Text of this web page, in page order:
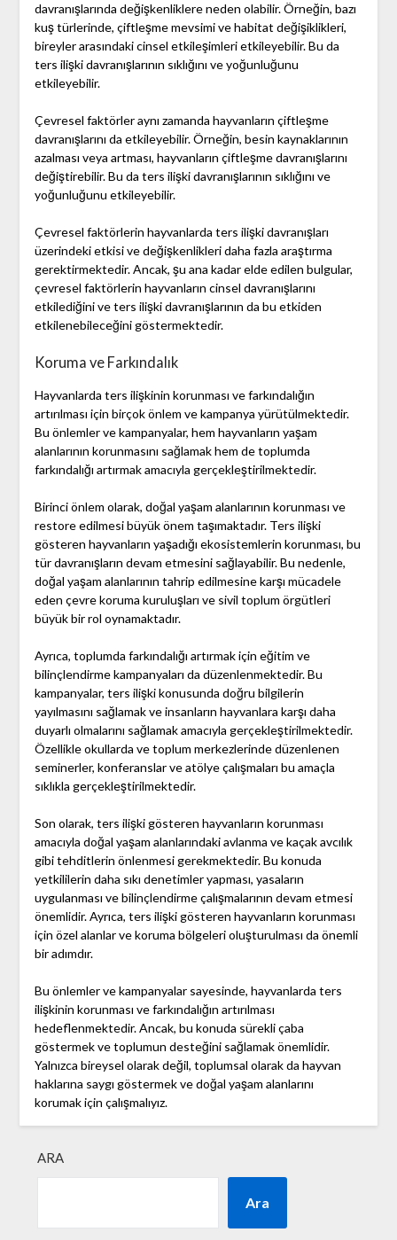
davranışlarında değişkenliklere neden olabilir. Örneğin, bazı
kuş türlerinde, çiftleşme mevsimi ve habitat değişiklikleri,
bireyler arasındaki cinsel etkileşimleri etkileyebilir. Bu da
ters ilişki davranışlarının sıklığını ve yoğunluğunu
etkileyebilir.
Çevresel faktörler aynı zamanda hayvanların çiftleşme
davranışlarını da etkileyebilir. Örneğin, besin kaynaklarının
azalması veya artması, hayvanların çiftleşme davranışlarını
değiştirebilir. Bu da ters ilişki davranışlarının sıklığını ve
yoğunluğunu etkileyebilir.
Çevresel faktörlerin hayvanlarda ters ilişki davranışları
üzerindeki etkisi ve değişkenlikleri daha fazla araştırma
gerektirmektedir. Ancak, şu ana kadar elde edilen bulgular,
çevresel faktörlerin hayvanların cinsel davranışlarını
etkilediğini ve ters ilişki davranışlarının da bu etkiden
etkilenebileceğini göstermektedir.
Koruma ve Farkındalık
Hayvanlarda ters ilişkinin korunması ve farkındalığın
artırılması için birçok önlem ve kampanya yürütülmektedir.
Bu önlemler ve kampanyalar, hem hayvanların yaşam
alanlarının korunmasını sağlamak hem de toplumda
farkındalığı artırmak amacıyla gerçekleştirilmektedir.
Birinci önlem olarak, doğal yaşam alanlarının korunması ve
restore edilmesi büyük önem taşımaktadır. Ters ilişki
gösteren hayvanların yaşadığı ekosistemlerin korunması, bu
tür davranışların devam etmesini sağlayabilir. Bu nedenle,
doğal yaşam alanlarının tahrip edilmesine karşı mücadele
eden çevre koruma kuruluşları ve sivil toplum örgütleri
büyük bir rol oynamaktadır.
Ayrıca, toplumda farkındalığı artırmak için eğitim ve
bilinçlendirme kampanyaları da düzenlenmektedir. Bu
kampanyalar, ters ilişki konusunda doğru bilgilerin
yayılmasını sağlamak ve insanların hayvanlara karşı daha
duyarlı olmalarını sağlamak amacıyla gerçekleştirilmektedir.
Özellikle okullarda ve toplum merkezlerinde düzenlenen
seminerler, konferanslar ve atölye çalışmaları bu amaçla
sıklıkla gerçekleştirilmektedir.
Son olarak, ters ilişki gösteren hayvanların korunması
amacıyla doğal yaşam alanlarındaki avlanma ve kaçak avcılık
gibi tehditlerin önlenmesi gerekmektedir. Bu konuda
yetkililerin daha sıkı denetimler yapması, yasaların
uygulanması ve bilinçlendirme çalışmalarının devam etmesi
önemlidir. Ayrıca, ters ilişki gösteren hayvanların korunması
için özel alanlar ve koruma bölgeleri oluşturulması da önemli
bir adımdır.
Bu önlemler ve kampanyalar sayesinde, hayvanlarda ters
ilişkinin korunması ve farkındalığın artırılması
hedeflenmektedir. Ancak, bu konuda sürekli çaba
göstermek ve toplumun desteğini sağlamak önemlidir.
Yalnızca bireysel olarak değil, toplumsal olarak da hayvan
haklarına saygı göstermek ve doğal yaşam alanlarını
korumak için çalışmalıyız.
ARA
Ara